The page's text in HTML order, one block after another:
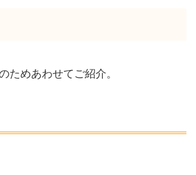
ためあわせてご紹介。